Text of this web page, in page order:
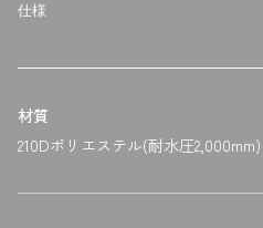
仕様
材質
210Dポリエステル(耐水圧2,000mm)